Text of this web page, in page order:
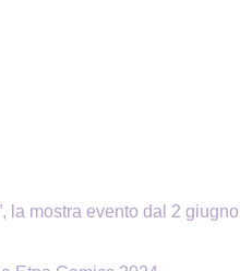
la mostra evento dal 2 giugno